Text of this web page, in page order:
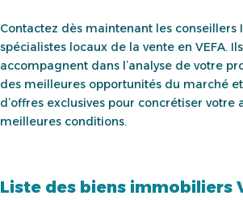
Contactez dès maintenant les conseillers
spécialistes locaux de la vente en VEFA.
accompagnent dans l’analyse de votre
des meilleures opportunités du marché
d’offres exclusives pour concrétiser votre
meilleures conditions.
Liste des biens immobiliers